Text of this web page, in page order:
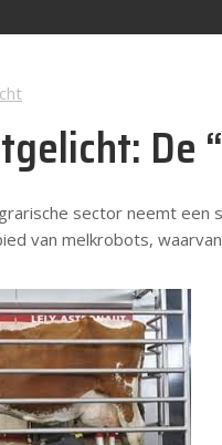
De
sector neemt een
van melkrobots,